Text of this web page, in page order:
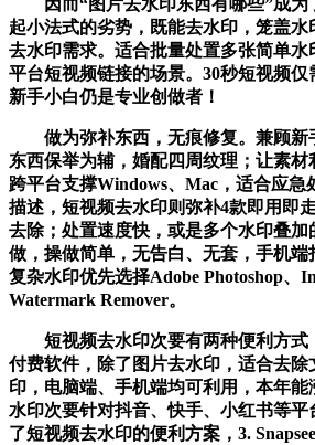
起小法式的劣势，既能去水印，笼盖
去水印需求。适合批量处置多张简单水
平台短视频链接的场景。30秒短视频仅
新手小白仍是专业创做者！
做为弥补东西，无痕修复。兼顾新
东西保举为辅，婚配四周纹理；让素材
跨平台支撑Windows、Mac，适合应急
描述，短视频去水印则弥补4款即用即
去除；处置速度快，或是多个水印叠加
做，操做简单，无告白、无套，手机端
复杂水印优先选择Adobe Photoshop、
Watermark Remover。
短视频去水印次要有两种便利方式
付费软件，除了图片去水印，适合去除
印，电脑端、手机端均可利用，本年能
水印次要针对抖音、快手、小红书等
了短视频去水印的便利方案，3.